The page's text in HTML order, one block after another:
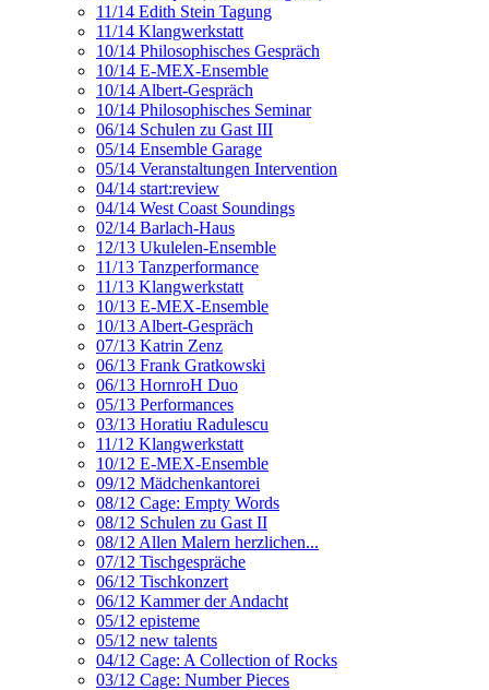
11/14 Edith Stein Tagung
11/14 Klangwerkstatt
10/14 Philosophisches Gespräch
10/14 E-MEX-Ensemble
10/14 Albert-Gespräch
10/14 Philosophisches Seminar
06/14 Schulen zu Gast III
05/14 Ensemble Garage
05/14 Veranstaltungen Intervention
04/14 start:review
04/14 West Coast Soundings
02/14 Barlach-Haus
12/13 Ukulelen-Ensemble
11/13 Tanzperformance
11/13 Klangwerkstatt
10/13 E-MEX-Ensemble
10/13 Albert-Gespräch
07/13 Katrin Zenz
06/13 Frank Gratkowski
06/13 HornroH Duo
05/13 Performances
03/13 Horatiu Radulescu
11/12 Klangwerkstatt
10/12 E-MEX-Ensemble
09/12 Mädchenkantorei
08/12 Cage: Empty Words
08/12 Schulen zu Gast II
08/12 Allen Malern herzlichen...
07/12 Tischgespräche
06/12 Tischkonzert
06/12 Kammer der Andacht
05/12 episteme
05/12 new talents
04/12 Cage: A Collection of Rocks
03/12 Cage: Number Pieces